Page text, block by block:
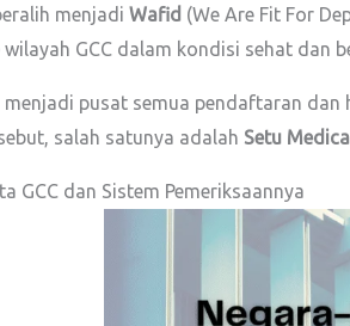
menjadi Wafid (We Are Fit For
GCC dalam kondisi sehat dan
menjadi pusat semua pendaftaran dan
salah satunya adalah Setu
GCC dan Sistem Pemeriksaannya